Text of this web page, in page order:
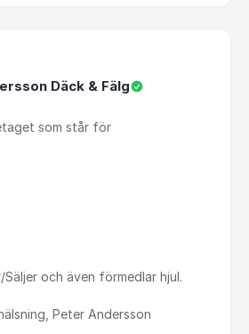
Däck & Fälg
som står för
​/​Säljer och även förmedlar hjul.
Peter Andersson